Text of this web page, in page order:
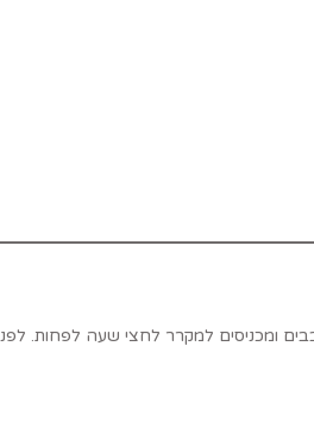
ומכניסים למקרר לחצי שעה לפחות.